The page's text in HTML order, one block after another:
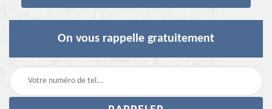
On vous rappelle gratuitement